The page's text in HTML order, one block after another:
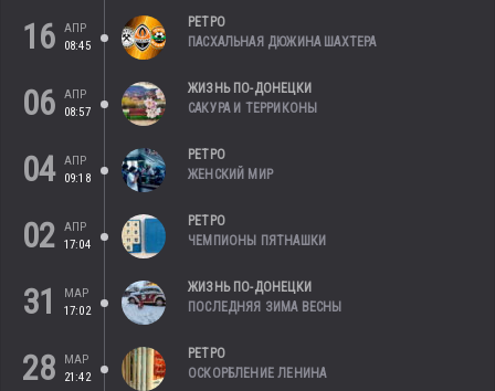
16
АПР
08:45
РЕТРО
ПАСХАЛЬНАЯ ДЮЖИНА ШАХТЕРА
06
АПР
08:57
ЖИЗНЬ ПО-ДОНЕЦКИ
САКУРА И ТЕРРИКОНЫ
04 АПР
09:18
РЕТРО
ЖЕНСКИЙ МИР
02
АПР
17:04
РЕТРО
ЧЕМПИОНЫ ПЯТНАШКИ
31
МАР
17:02
ЖИЗНЬ ПО-ДОНЕЦКИ
ПОСЛЕДНЯЯ ЗИМА ВЕСНЫ
28
МАР
21:42
РЕТРО
ОСКОРБЛЕНИЕ ЛЕНИНА